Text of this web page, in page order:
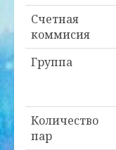
Счетная
коммисия
Группа
Количество
пар